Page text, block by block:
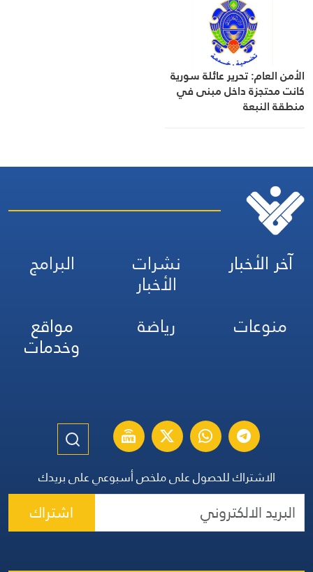
الأمن العام: تحرير عائلة سورية
كانت محتجزة داخل مبنى في
منطقة النبعة
آخر الأخبار نشرات
الأخبار
البرامج
منوعات
رياضة مواقع
وخدمات
الاشتراك للحصول على ملخص أسبوعي على بريدك
اشتراك